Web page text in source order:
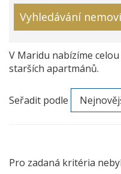
Vyhledávání
V Maridu nabízíme
starších apartmánů.
Seřadit podle
Pro zadaná kritéria